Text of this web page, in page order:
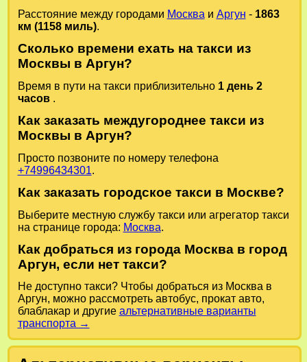
Расстояние между городами Москва и Аргун - 1863
км (1158 миль).
Сколько времени ехать на такси из
Москвы в Аргун?
Время в пути на такси приблизительно 1 день 2
часов .
Как заказать междугороднее такси из
Москвы в Аргун?
Просто позвоните по номеру телефона
+74996434301.
Как заказать городское такси в Москве?
Выберите местную службу такси или агрегатор такси
на странице города: Москва.
Как добраться из города Москва в город
Аргун, если нет такси?
Не доступно такси? Чтобы добраться из Москва в
Аргун, можно рассмотреть автобус, прокат авто,
блаблакар и другие альтернативные варианты
транспорта →